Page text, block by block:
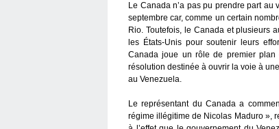
Le Canada n’a pas pu prendre part au
septembre car, comme un certain
Rio. Toutefois, le Canada et plusieurs
les États-Unis pour soutenir leurs
Canada joue un rôle de premier
résolution destinée à ouvrir la voie à
au Venezuela.
Le représentant du Canada a
régime illégitime de Nicolas Maduro »,